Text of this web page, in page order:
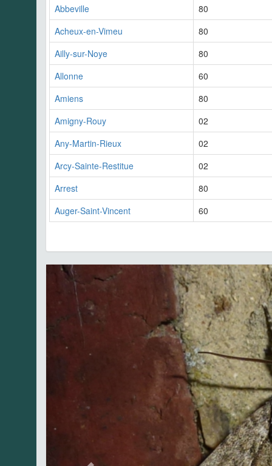
Abbeville
80
Acheux-en-Vimeu
80
Ailly-sur-Noye
80
Allonne
60
Amiens
80
Amigny-Rouy
02
Any-Martin-Rieux
02
Arcy-Sainte-Restitue
02
Arrest
80
Auger-Saint-Vincent
60